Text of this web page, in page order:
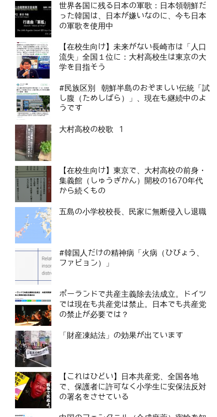
世界各国に残る日本の軍歌：日本領朝鮮だ
った韓国は、日本が嫌いなのに、今も日本
の軍歌を使用中
【在校生向け】未来がない長崎市は「人口
流失」全国１位に：大村高校生は東京の大
学を目指そう
#民族区別 朝鮮半島のおぞましい伝統「試
し腹（ためしばら）」、現在も継続中のよ
うです
大村高校の校歌 1
【在校生向け】東京で、大村高校の前身・
集義館（しゅうぎかん）開校の1670年代
から続くもの
五島の小学校校長、民家に無断侵入し退職
#韓国人だけの精神病「火病（ひびょう、
ファビョン）」
ポーランドで共産主義除去法成立。ドイツ
では現在も共産党は禁止。日本でも共産党
の禁止が必要では？
「財産凍結法」の効果が出ています
【これはひどい】日本共産党、全国各地
で、保護者に許可なく小学生に安保法反対
の署名をさせている